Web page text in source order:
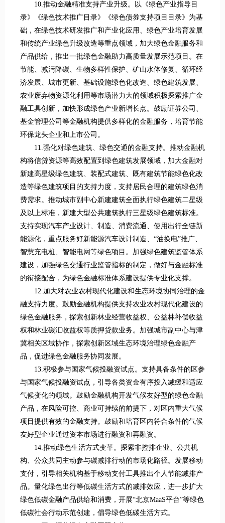
10.推动金融精准支持产业升级。以《绿色产业指导目
录》《绿色技术推广目录》《绿色债券支持项目目录》为基
础，在绿色技术研发推广和产业化应用、绿色产业培育发展
和传统产业绿色升级改造等重点领域，加大绿色金融服务和
产品供给，推出一批绿色金融助力高质量发展示范项目。在
节能、减污降碳、生物多样性保护、矿山水体修复、循环经
济发展、城市更新、基础设施绿色化改造、绿色建筑发展、
农业废弃物资源化利用等市场潜力大的领域积极探索推广金
融工具创新，加快形成绿色产业新增长点。鼓励证券公司、
基金管理公司等金融机构提供多样化的金融服务，培育节能
环保龙头企业和上市公司。
11.强化对绿色建筑、绿色交通的金融支持。推动金融机
构将信贷资源等高效配置到绿色建筑发展领域，加大金融对
新建高星级绿色建筑、装配式建筑、既有建筑节能绿色化改
造等绿色建筑项目的支持力度，支持居民合理的建筑绿色消
费需求。推动城市副中心新建建筑全面执行绿色建筑二星级
及以上标准，新建大型公共建筑执行三星级绿色建筑标准。
支持实现汽车产业设计、制造、消费流通、使用出行全链新
能源化，重点服务好新能源汽车设计制造、“油换电”推广、
智慧充电桩、智能电网等绿色项目。加强绿色建筑监管体系
建设，加强绿色交通行业监管指标的制定，做好与金融标准
的衔接配合，为绿色金融标准体系建设提供专业化支撑。
12.加大对农业农村现代化建设和生态环境协同治理的金
融支持力度。鼓励金融机构提供支持农业农村现代化建设的
绿色金融服务，探索创新林业经营收益权、公益林补偿收益
权和林业碳汇收益权等质押贷款业务。加强城市副中心与津
冀相关区域协作，探索创新区域生态环境治理绿色金融产
品，促进绿色金融服务协同发展。
13.积极参与国家气候投融资试点。支持具备条件的区参
与国家气候投融资试点，引导各类资金有序投入减缓和适应
气候变化的领域。鼓励金融机构开发气候友好型的绿色金融
产品，在风险可控、商业可持续的前提下，对区内重大气候
项目提供有效的金融支持。鼓励和培育区内符合条件的气候
友好型企业通过资本市场进行融资和再融资。
14.推动绿色生活方式变革。探索非控排企业、公共机
构、公众共同主动参与碳减排行动的市场化路径。发展移动
支付，引导相关机构基于移动支付工具推出个人节能减排产
品。量化绿色出行等低碳生活方式的减排效应，进一步扩大
绿色低碳金融产品供给和消费，开展“北京MaaS平台”等绿色
低碳社会行动示范创建，倡导绿色低碳生活方式。